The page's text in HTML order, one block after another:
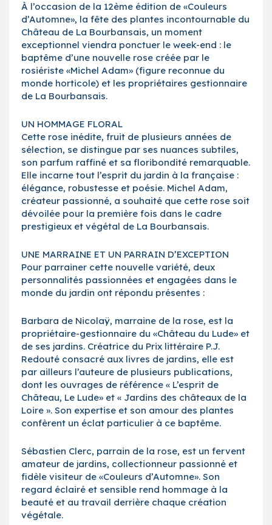
À l’occasion de la 12ème édition de «Couleurs
d’Automne», la fête des plantes incontournable du
Château de La Bourbansais, un moment
exceptionnel viendra ponctuer le week-end : le
baptême d’une nouvelle rose créée par le
rosiériste «Michel Adam» (figure reconnue du
monde horticole) et les propriétaires gestionnaire
de La Bourbansais.
UN HOMMAGE FLORAL
Cette rose inédite, fruit de plusieurs années de
sélection, se distingue par ses nuances subtiles,
son parfum raffiné et sa floribondité remarquable.
Elle incarne tout l’esprit du jardin à la française :
élégance, robustesse et poésie. Michel Adam,
créateur passionné, a souhaité que cette rose soit
dévoilée pour la première fois dans le cadre
prestigieux et végétal de La Bourbansais.
UNE MARRAINE ET UN PARRAIN D’EXCEPTION
Pour parrainer cette nouvelle variété, deux
personnalités passionnées et engagées dans le
monde du jardin ont répondu présentes :
Barbara de Nicolaÿ, marraine de la rose, est la
propriétaire-gestionnaire du «Château du Lude» et
de ses jardins. Créatrice du Prix littéraire P.J.
Redouté consacré aux livres de jardins, elle est
par ailleurs l’auteure de plusieurs publications,
dont les ouvrages de référence « L’esprit de
Château, Le Lude» et « Jardins des châteaux de la
Loire ». Son expertise et son amour des plantes
confèrent un éclat particulier à ce baptême.
Sébastien Clerc, parrain de la rose, est un fervent
amateur de jardins, collectionneur passionné et
fidèle visiteur de «Couleurs d’Automne». Son
regard éclairé et sensible rend hommage à la
beauté et au travail derrière chaque création
végétale.